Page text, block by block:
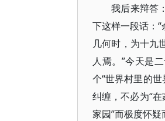
我后来辩答
下这样一段话：
几何时，为十九
人焉。”今天是
个“世界村里的
纠缠，不必为“在
家园”而极度怀